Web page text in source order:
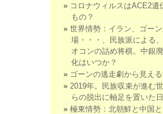
コロナウィルスはACE2遺
もの？
世界情勢：イラン、ゴー
場・・・、民族派による
オコンの詰め将棋。中銀
化はいつか？
ゴーンの逃走劇から見え
2019年。民族収束が進む
らの脱出に軸足を置いた
極東情勢：北朝鮮と中国